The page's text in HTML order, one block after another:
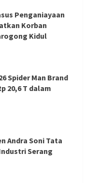
Penganiayaan
Korban
Kidul
Spider Man Brand
20,6 T dalam
Andra Soni Tata
Serang